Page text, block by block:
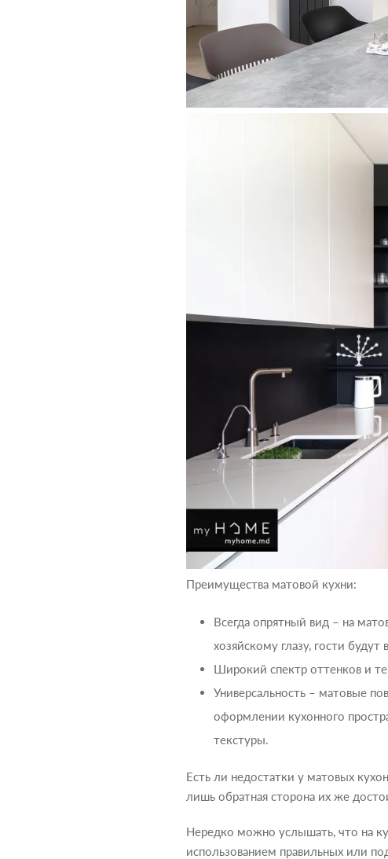
Преимущества матовой кухни:
Всегда опрятный вид – на
хозяйскому глазу, гости
Широкий спектр оттенков и
Универсальность – матовые
оформлении кухонного
текстуры.
Есть ли недостатки у матовых
лишь обратная сторона их же
Нередко можно услышать, что на
использованием правильных или